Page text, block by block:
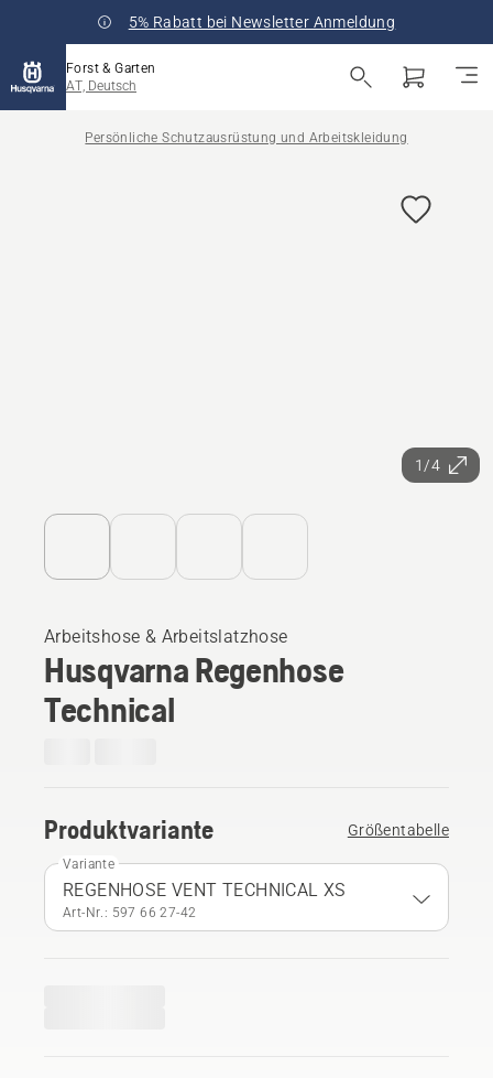
5% Rabatt bei Newsletter Anmeldung
Forst & Garten
AT, Deutsch
Persönliche Schutzausrüstung und Arbeitskleidung
1/4
Arbeitshose & Arbeitslatzhose
Husqvarna Regenhose
Technical
Produktvariante Größentabelle
Variante
REGENHOSE VENT TECHNICAL XS
Art-Nr.: 597 66 27‑42